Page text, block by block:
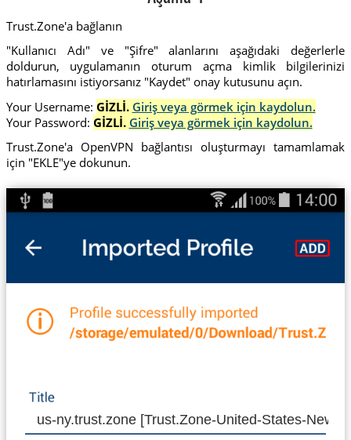
Trust.Zone'a bağlanın
"Kullanıcı Adı" ve "Şifre" alanlarını aşağıdaki değerlerle
doldurun, uygulamanın oturum açma kimlik bilgilerinizi
hatırlamasını istiyorsanız "Kaydet" onay kutusunu açın.
Your Username: GİZLİ. Giriş veya görmek için kaydolun.
Your Password: GİZLİ. Giriş veya görmek için kaydolun.
Trust.Zone'a OpenVPN bağlantısı oluşturmayı tamamlamak
için "EKLE"ye dokunun.
us-ny.trust.zone [Trust.Zone-United-States-New-